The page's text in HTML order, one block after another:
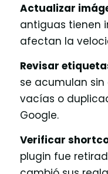
Actualizar
antiguas tienen
afectan la
Revisar
se acumulan
vacías o
Google.
Verificar
plugin fue